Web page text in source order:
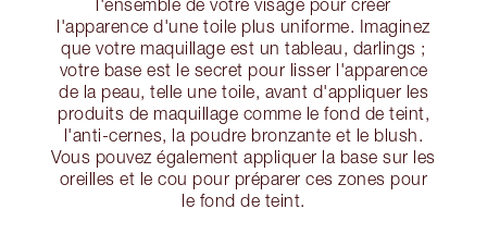
l'ensemble de votre visage pour créer
l'apparence d'une toile plus uniforme. Imaginez
que votre maquillage est un tableau, darlings ;
votre base est le secret pour lisser l'apparence
de la peau, telle une toile, avant d'appliquer les
produits de maquillage comme le fond de teint,
l'anti-cernes, la poudre bronzante et le blush.
Vous pouvez également appliquer la base sur les
oreilles et le cou pour préparer ces zones pour
le fond de teint.